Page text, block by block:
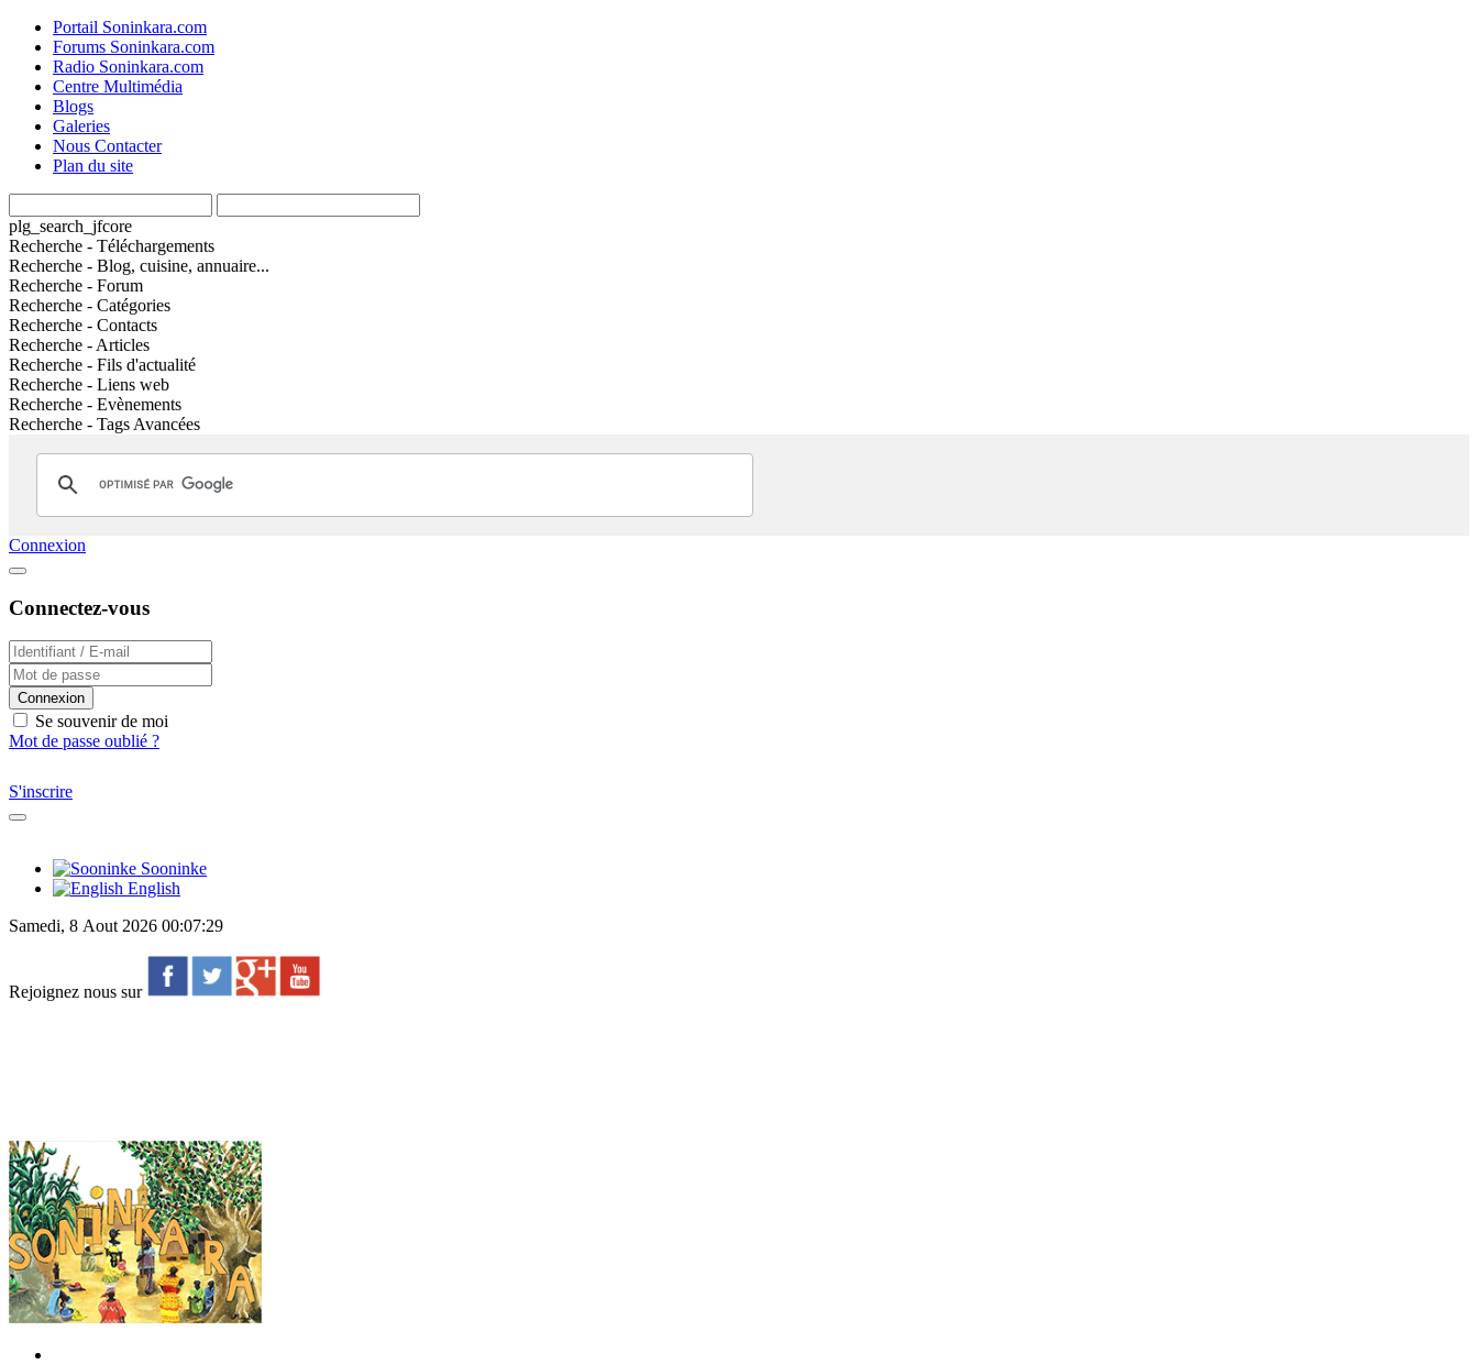
Portail Soninkara.com
Forums Soninkara.com
Radio Soninkara.com
Centre Multimédia
Blogs
Galeries
Nous Contacter
Plan du site
plg_search_jfcore
Recherche - Téléchargements
Recherche - Blog, cuisine, annuaire...
Recherche - Forum
Recherche - Catégories
Recherche - Contacts
Recherche - Articles
Recherche - Fils d'actualité
Recherche - Liens web
Recherche - Evènements
Recherche - Tags Avancées
Connexion
Connectez-vous
Connexion
Se souvenir de moi
Mot de passe oublié ?
S'inscrire
Sooninke
English
Samedi, 8 Aout 2026 00:07:29
Rejoignez nous sur